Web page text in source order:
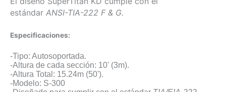
estándar ANSI-TIA-222 F & G.
Especificaciones:
-Tipo: Autosoportada.
-Altura de cada sección: 10' (3m).
-Altura Total: 15.24m (50').
-Modelo: S-300